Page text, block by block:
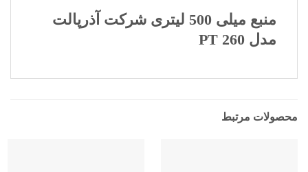
منبع میلی 500 لیتری شرکت آذرپالت
مدل PT 260
محصولات مرتبط